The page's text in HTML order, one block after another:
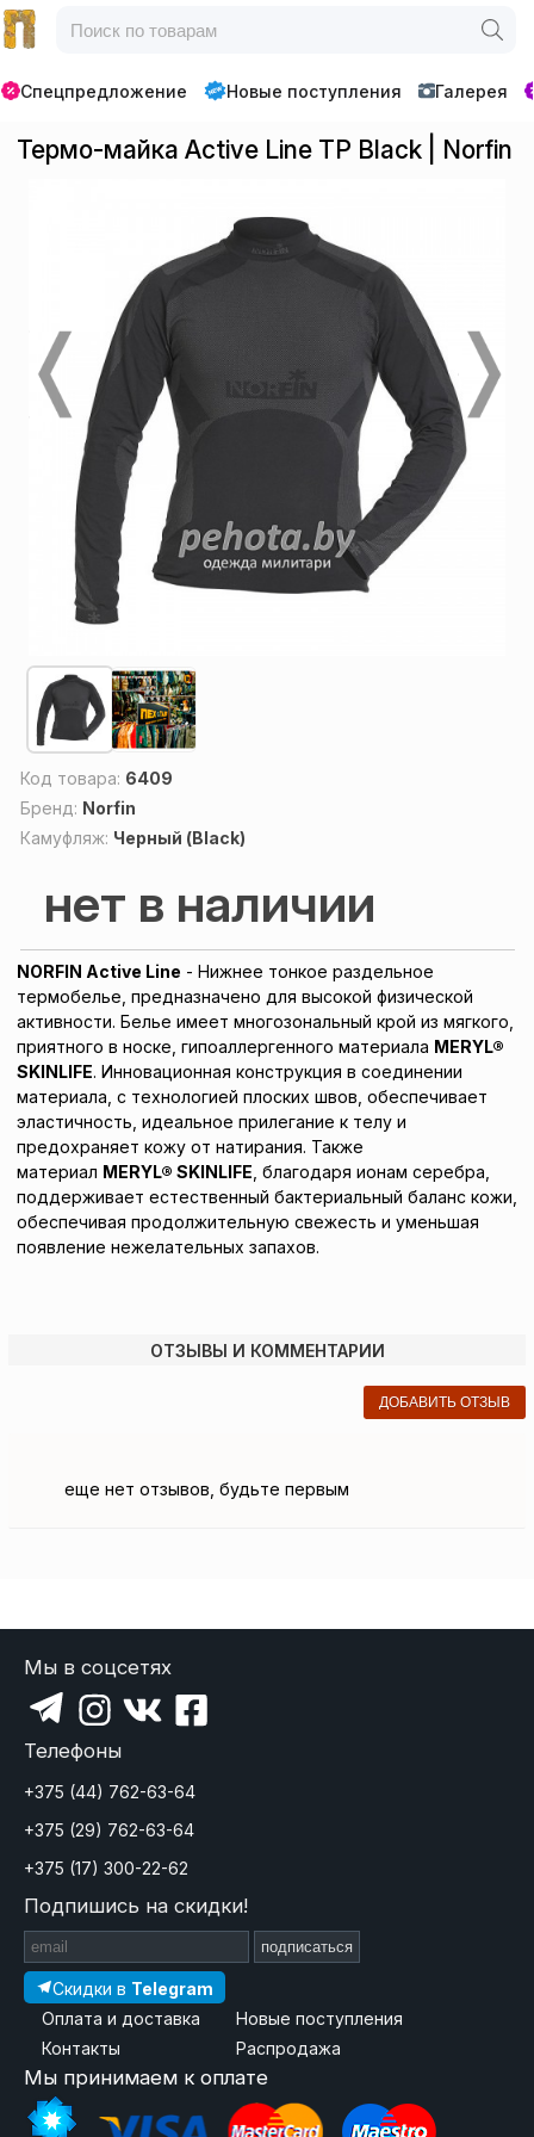
Спецпредложение Новые поступления Галерея
Термо-майка Active Line TP Black | Norfin
Код товара: 6409
Бренд: Norfin
Камуфляж: Черный (Black)
нет в наличии
NORFIN Active Line - Нижнее тонкое раздельное
термобелье, предназначено для высокой физической
активности. Белье имеет многозональный крой из мягкого,
приятного в носке, гипоаллергенного материала MERYL®
SKINLIFE. Инновационная конструкция в соединении
материала, с технологией плоских швов, обеспечивает
эластичность, идеальное прилегание к телу и
предохраняет кожу от натирания. Также
материал MERYL® SKINLIFE , благодаря ионам серебра,
поддерживает естественный бактериальный баланс кожи,
обеспечивая продолжительную свежесть и уменьшая
появление нежелательных запахов.
ОТЗЫВЫ И КОММЕНТАРИИ
ДОБАВИТЬ ОТЗЫВ
еще нет отзывов, будьте первым
Мы в соцсетях
Телефоны
+375 (44) 762-63-64
+375 (29) 762-63-64
+375 (17) 300-22-62
Подпишись на скидки!
подписаться
Скидки в Telegram
Оплата и доставка
Контакты
Новые поступления
Распродажа
Мы принимаем к оплате